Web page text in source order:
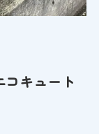
キュート